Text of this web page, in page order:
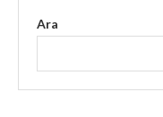
Ara